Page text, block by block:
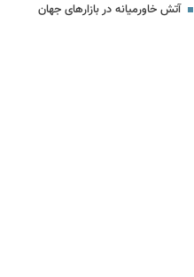
آتش خاورمیانه در بازارهای جهان